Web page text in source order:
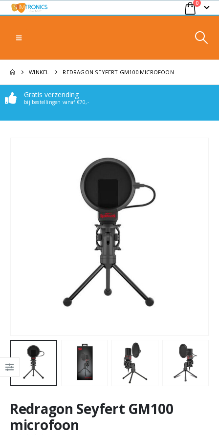
0
WINKEL REDRAGON SEYFERT GM100 MICROFOON
Gratis verzending
bij bestellingen vanaf €70,-
Makkelijk bereikbaar
Stuur een mail of whatsappje
Redragon Seyfert GM100
microfoon